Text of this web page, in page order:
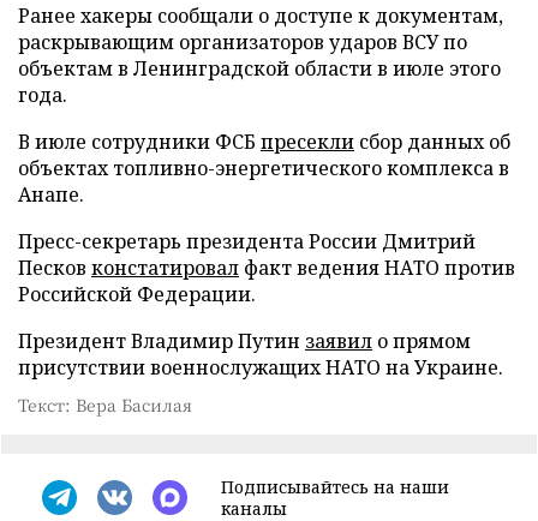
Ранее хакеры сообщали о доступе к документам,
раскрывающим организаторов ударов ВСУ по
объектам в Ленинградской области в июле этого
года.
В июле сотрудники ФСБ пресекли сбор данных об
объектах топливно-энергетического комплекса в
Анапе.
Пресс-секретарь президента России Дмитрий
Песков констатировал факт ведения НАТО против
Российской Федерации.
Президент Владимир Путин заявил о прямом
присутствии военнослужащих НАТО на Украине.
Текст: Вера Басилая
Подписывайтесь на наши
каналы